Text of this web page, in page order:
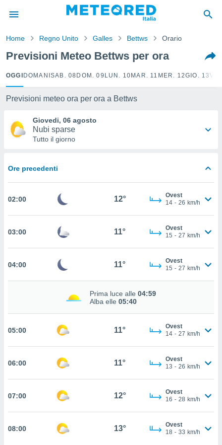
di
per
le
le
per
Home Regno Unito Galles Bettws Orario
Previsioni Meteo Bettws per ora
OGGI DOMANISAB. 08 DOM. 09 LUN. 10 MAR. 11 MER. 12GIO. 13
Previsioni meteo ora per ora a Bettws
Giovedi, 06 agosto
Nubi sparse
Tutto il giorno
Ore precedenti
02:00 12°
Ovest
14 - 26 km/h
03:00 11°
Ovest
15 - 27 km/h
04:00 11°
Ovest
15 - 27 km/h
Prima luce alle 04:59
Alba elle 05:40
05:00 11°
Ovest
14 - 27 km/h
06:00 11°
Ovest
13 - 26 km/h
07:00 12°
Ovest
16 - 28 km/h
08:00 13°
Ovest
18 - 33 km/h